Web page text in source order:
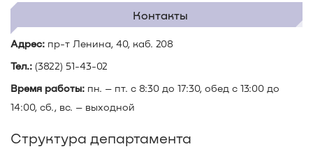
Контакты
Адрес: пр-т Ленина, 40, каб. 208
Тел.: (3822) 51-43-02
Время работы: пн. – пт. с 8:30 до 17:30, обед с 13:00 до
14:00, сб., вс. – выходной
Структура департамента